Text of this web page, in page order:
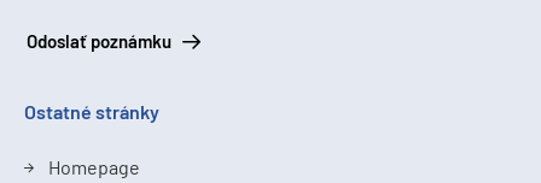
Odoslať poznámku
Ostatné stránky
Homepage